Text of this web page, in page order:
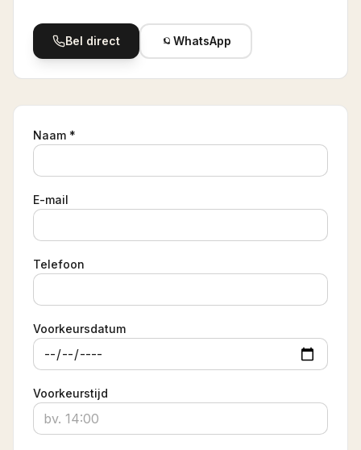
Bel direct WhatsApp
Naam *
E-mail
Telefoon
Voorkeursdatum
Voorkeurstijd